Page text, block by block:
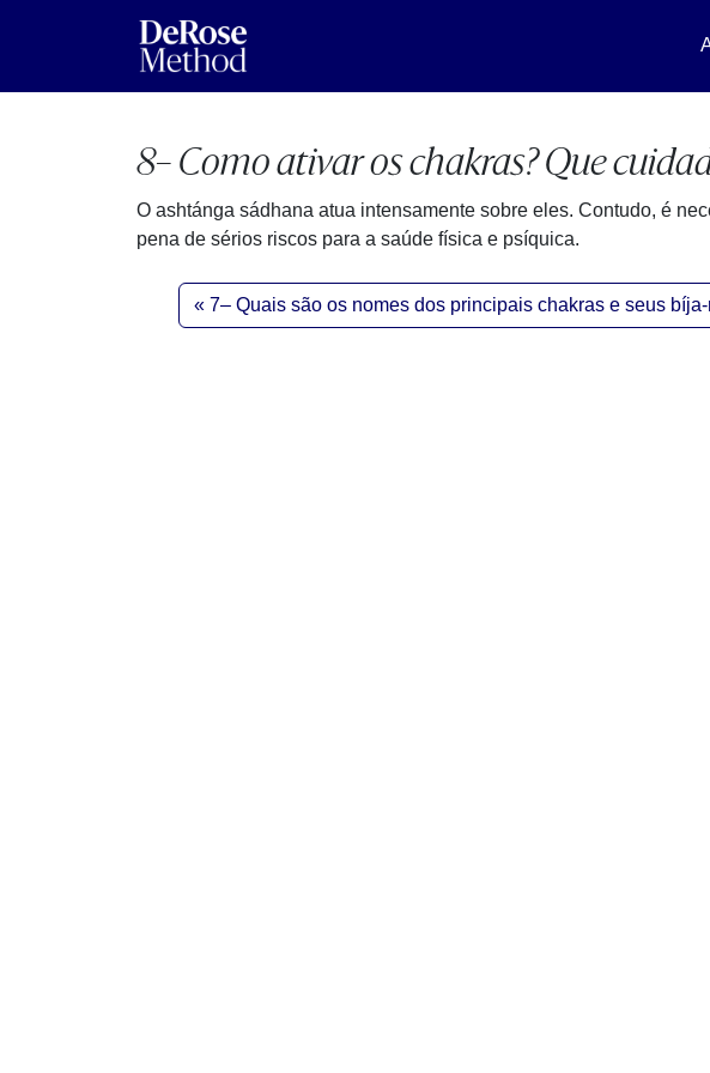
8– Como ativar os chakras? Que
O ashtánga sádhana atua intensamente sobre eles. Contudo, é
pena de sérios riscos para a saúde física e psíquica.
7– Quais são os nomes dos principais chakras e seus